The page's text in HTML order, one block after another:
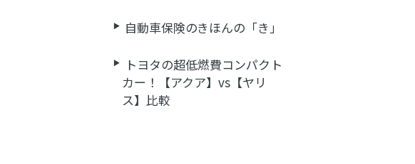
自動車保険のきほんの「き」
トヨタの超低燃費コンパクト
カー！【アクア】vs【ヤリ
ス】比較